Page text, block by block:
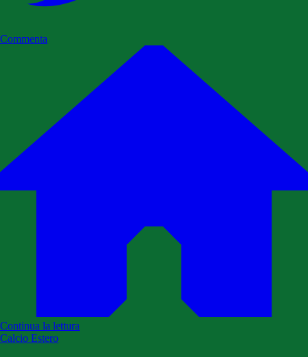
Commenta
Continua la lettura
Calcio Estero